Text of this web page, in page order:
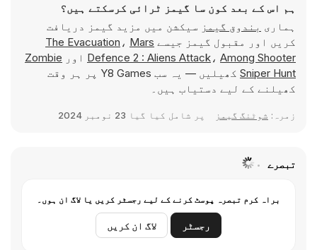
ہم اس کے بعد کون سا گیمز ٹرائی کرسکتے ہیں؟
ہماری بندوق گیمز سیکشن میں مزید گیمز دریافت
کریں اور مقبول گیمز جیسے
The Evacuation ، Mars
Defence 2 : Aliens Attack، Among Shooter اور Zombie
Sniper Hunt
کھیلیں — یہ سب Y8 Games پر ہر وقت
کھیلنے کے لیے دستیاب ہیں۔
زمرہ: شوٹنگ گیمز پر شامل کیا گیا 23 نومبر 2024
تبصرے
براہ کرم تبصرہ پوسٹ کرنے کے لیے رجسٹر کریں یا لاگ ان ہوں۔
رجسٹر لاگ ان کریں